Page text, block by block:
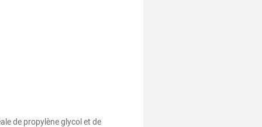
de propylène glycol et de